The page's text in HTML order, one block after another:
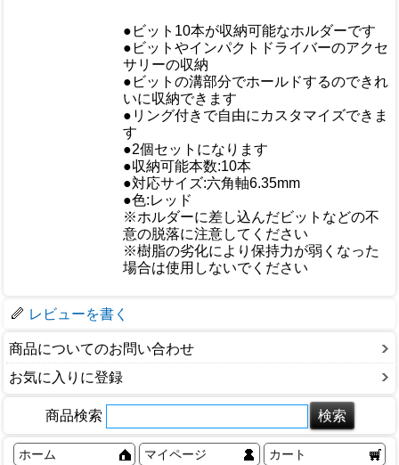
●ビット10本が収納可能なホルダーです
●ビットやインパクトドライバーのアクセ
サリーの収納
●ビットの溝部分でホールドするのできれ
いに収納できます
●リング付きで自由にカスタマイズできま
す
●2個セットになります
●収納可能本数:10本
●対応サイズ:六角軸6.35mm
●色:レッド
※ホルダーに差し込んだビットなどの不
意の脱落に注意してください
※樹脂の劣化により保持力が弱くなった
場合は使用しないでください
レビューを書く
商品についてのお問い合わせ
お気に入りに登録
商品検索
ホーム マイページ カート